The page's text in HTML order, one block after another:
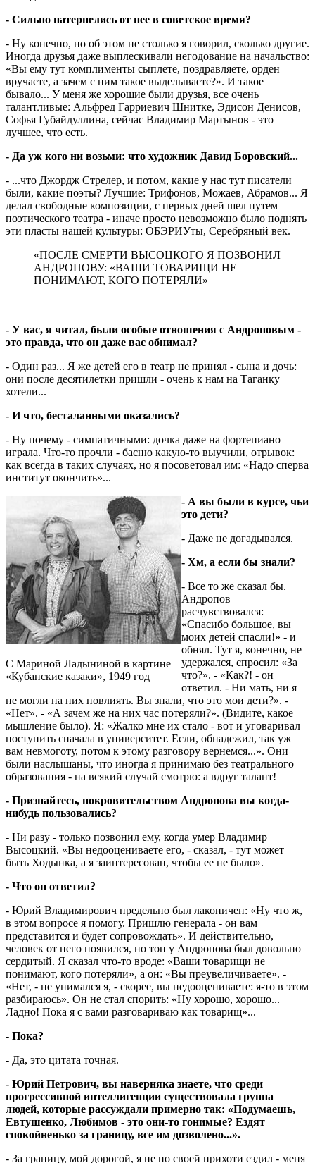
- Сильно натерпелись от нее в советское время?
- Ну конечно, но об этом не столько я говорил, сколько другие.
Иногда друзья даже выплескивали негодование на начальство:
«Вы ему тут комплименты сыплете, поздравляете, орден
вручаете, а зачем с ним такое выделываете?». И такое
бывало... У меня же хорошие были друзья, все очень
талантливые: Альфред Гарриевич Шнитке, Эдисон Денисов,
Софья Губайдуллина, сейчас Владимир Мартынов - это
лучшее, что есть.
- Да уж кого ни возьми: что художник Давид Боровский...
- ...что Джордж Стрелер, и потом, какие у нас тут писатели
были, какие поэты? Лучшие: Трифонов, Можаев, Абрамов... Я
делал свободные композиции, с первых дней шел путем
поэтического театра - иначе просто невозможно было поднять
эти пласты нашей культуры: ОБЭРИУты, Серебряный век.
«ПОСЛЕ СМЕРТИ ВЫСОЦКОГО Я ПОЗВОНИЛ
АНДРОПОВУ: «ВАШИ ТОВАРИЩИ НЕ
ПОНИМАЮТ, КОГО ПОТЕРЯЛИ»
- У вас, я читал, были особые отношения с Андроповым -
это правда, что он даже вас обнимал?
- Один раз... Я же детей его в театр не принял - сына и дочь:
они после десятилетки пришли - очень к нам на Таганку
хотели...
- И что, бесталанными оказались?
- Ну почему - симпатичными: дочка даже на фортепиано
играла. Что-то прочли - басню какую-то выучили, отрывок:
как всегда в таких случаях, но я посоветовал им: «Надо сперва
институт окончить»...
С Мариной Ладыниной в картине
«Кубанские казаки», 1949 год
- А вы были в курсе, чьи
это дети?
- Даже не догадывался.
- Хм, а если бы знали?
- Все то же сказал бы.
Андропов
расчувствовался:
«Спасибо большое, вы
моих детей спасли!» - и
обнял. Тут я, конечно, не
удержался, спросил: «За
что?». - «Как?! - он
ответил. - Ни мать, ни я
не могли на них повлиять. Вы знали, что это мои дети?». -
«Нет». - «А зачем же на них час потеряли?». (Видите, какое
мышление было). Я: «Жалко мне их стало - вот и уговаривал
поступить сначала в университет. Если, обнадежил, так уж
вам невмоготу, потом к этому разговору вернемся...». Они
были наслышаны, что иногда я принимаю без театрального
образования - на всякий случай смотрю: а вдруг талант!
- Признайтесь, покровительством Андропова вы когда-
нибудь пользовались?
- Ни разу - только позвонил ему, когда умер Владимир
Высоцкий. «Вы недооцениваете его, - сказал, - тут может
быть Ходынка, а я заинтересован, чтобы ее не было».
- Что он ответил?
- Юрий Владимирович предельно был лаконичен: «Ну что ж,
в этом вопросе я помогу. Пришлю генерала - он вам
представится и будет сопровождать». И действительно,
человек от него появился, но тон у Андропова был довольно
сердитый. Я сказал что-то вроде: «Ваши товарищи не
понимают, кого потеряли», а он: «Вы преувеличиваете». -
«Нет, - не унимался я, - скорее, вы недооцениваете: я-то в этом
разбираюсь». Он не стал спорить: «Ну хорошо, хорошо...
Ладно! Пока я с вами разговариваю как товарищ»...
- Пока?
- Да, это цитата точная.
- Юрий Петрович, вы наверняка знаете, что среди
прогрессивной интеллигенции существовала группа
людей, которые рассуждали примерно так: «Подумаешь,
Евтушенко, Любимов - это они-то гонимые? Ездят
спокойненько за границу, все им дозволено...».
- За границу, мой дорогой, я не по своей прихоти ездил - меня